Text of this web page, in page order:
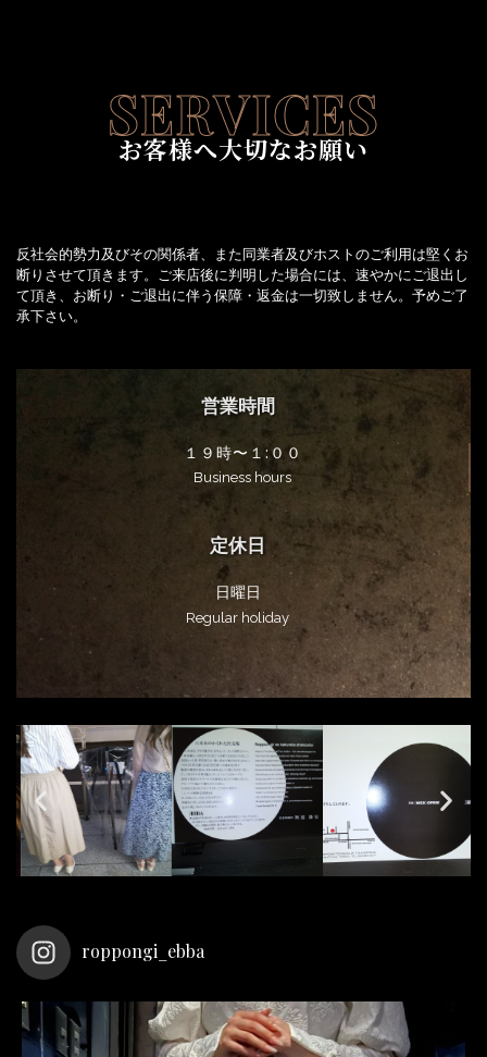
SERVICES
お客様へ大切なお願い
反社会的勢力及びその関係者、また同業者及びホストのご利用は堅くお
断りさせて頂きます。ご来店後に判明した場合には、速やかにご退出し
て頂き、お断り・ご退出に伴う保障・返金は一切致しません。予めご了
承下さい。
営業時間
１９時〜１:００
Business hours
定休日
日曜日
Regular holiday
roppongi_ebba